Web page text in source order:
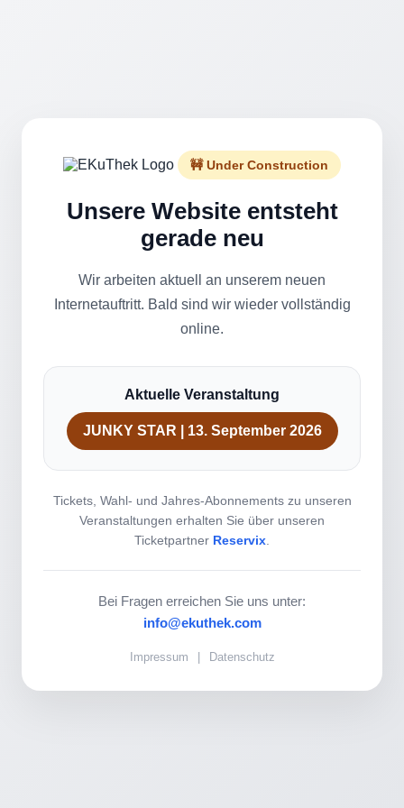
🚧 Under Construction
Unsere Website entsteht
gerade neu
Wir arbeiten aktuell an unserem neuen
Internetauftritt. Bald sind wir wieder vollständig
online.
Aktuelle Veranstaltung
JUNKY STAR | 13. September 2026
Tickets, Wahl- und Jahres-Abonnements zu unseren
Veranstaltungen erhalten Sie über unseren
Ticketpartner Reservix
Bei Fragen erreichen Sie uns unter:
info@ekuthek.com
Impressum | Datenschutz